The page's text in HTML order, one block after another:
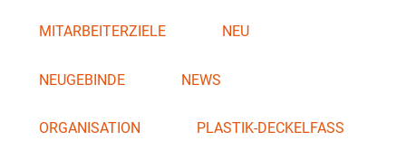
MITARBEITERZIELE NEU
NEUGEBINDE NEWS
ORGANISATION PLASTIK-DECKELFASS